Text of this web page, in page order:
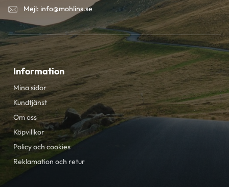
Mejl: info@mohlins.se
Information
Mina sidor
Kundtjänst
Om oss
Köpvillkor
Policy och cookies
Reklamation och retur